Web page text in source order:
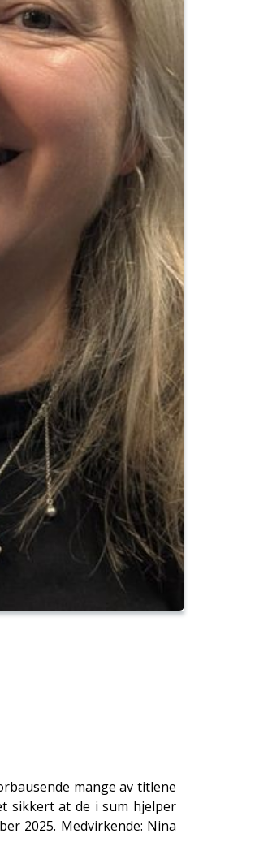
mange av titlene
sikkert at de i sum hjelper
2025. Medvirkende: Nina